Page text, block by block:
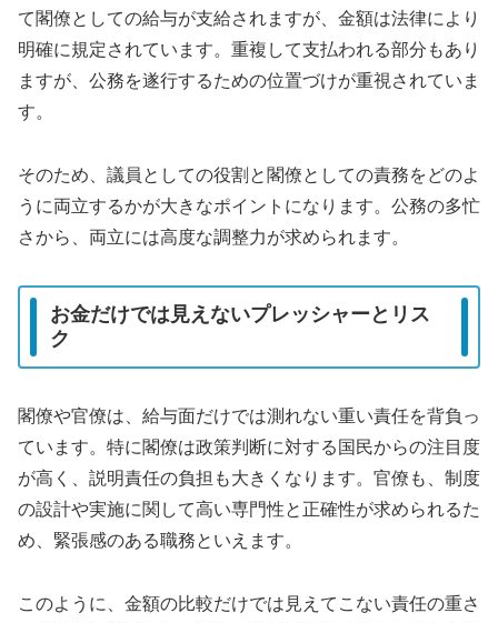
て閣僚としての給与が支給されますが、金額は法律により
明確に規定されています。重複して支払われる部分もあり
ますが、公務を遂行するための位置づけが重視されていま
す。
そのため、議員としての役割と閣僚としての責務をどのよ
うに両立するかが大きなポイントになります。公務の多忙
さから、両立には高度な調整力が求められます。
お金だけでは見えないプレッシャーとリス
ク
閣僚や官僚は、給与面だけでは測れない重い責任を背負っ
ています。特に閣僚は政策判断に対する国民からの注目度
が高く、説明責任の負担も大きくなります。官僚も、制度
の設計や実施に関して高い専門性と正確性が求められるた
め、緊張感のある職務といえます。
このように、金額の比較だけでは見えてこない責任の重さ